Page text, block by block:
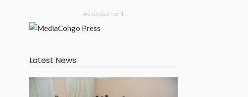
- Advertisement -
Latest News